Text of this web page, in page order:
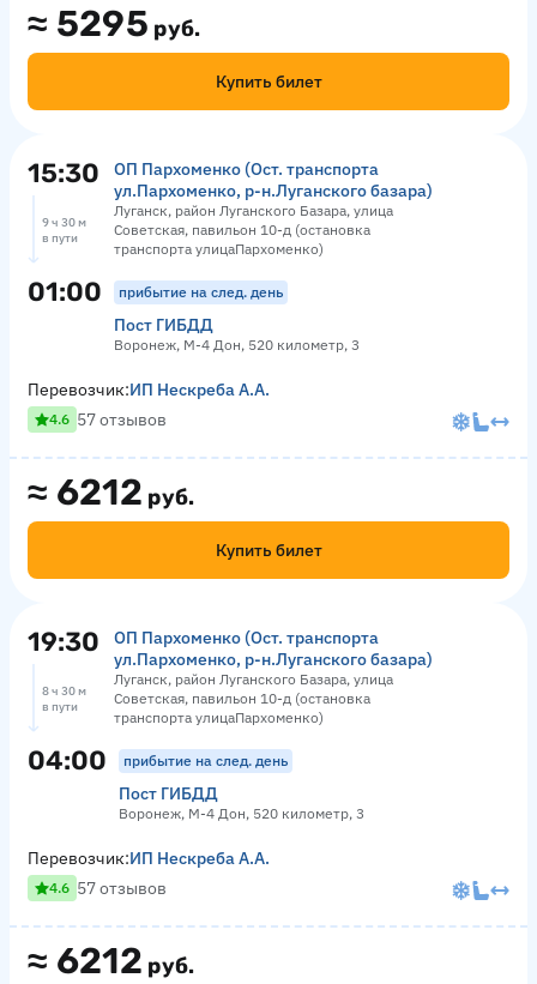
≈ 5295 руб.
Купить билет
15:30
ОП Пархоменко (Ост. транспорта
ул.Пархоменко, р-н.Луганского базара)
Луганск, район Луганского Базара, улица
Советская, павильон 10-д (остановка
транспорта улицаПархоменко)
9 ч 30 м
в пути
01:00 прибытие на след. день
Пост ГИБДД
Воронеж, М-4 Дон, 520 километр, 3
≈ 6212 руб.
Купить билет
Перевозчик:ИП Нескреба А.А.
4.6 57 отзывов
19:30
ОП Пархоменко (Ост. транспорта
ул.Пархоменко, р-н.Луганского базара)
Луганск, район Луганского Базара, улица
Советская, павильон 10-д (остановка
транспорта улицаПархоменко)
8 ч 30 м
в пути
04:00 прибытие на след. день
Пост ГИБДД
Воронеж, М-4 Дон, 520 километр, 3
≈ 6212 руб.
Перевозчик:ИП Нескреба А.А.
4.6 57 отзывов